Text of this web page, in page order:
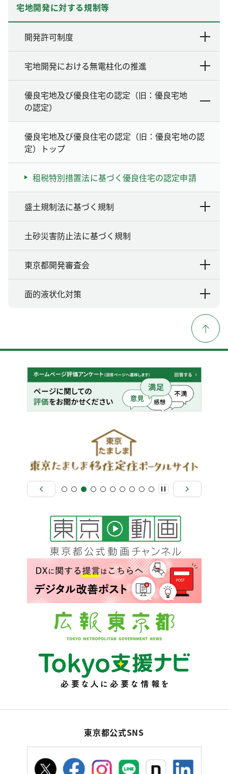
宅地開発に対する規制等
開発許可制度
宅地開発における無電柱化の推進
優良宅地及び優良住宅の認定（旧：優良宅地
の認定）
優良宅地及び優良住宅の認定（旧：優良宅地の認
定）トップ
租税特別措置法に基づく優良住宅の認定申請
盛土規制法に基づく規制
土砂災害防止法に基づく規制
東京都開発審査会
面的液状化対策
東京都公式SNS